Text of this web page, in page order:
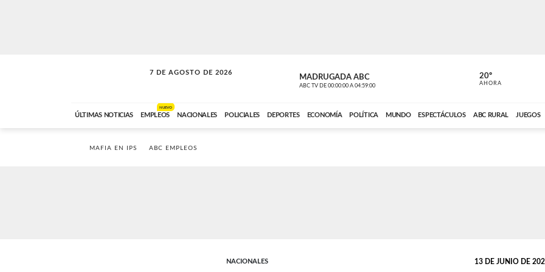
7 DE AGOSTO DE 2026
SOLO MÚSICA MADRUGADA ABC
ABC TV DE 00:00:00 A 04:59:00 ABC CARDINAL
20º
AHORA
ÚLTIMAS NOTICIAS EMPLEOS
NUEVO
NACIONALES POLICIALES DEPORTES ECONOMÍA POLÍTICA MUNDO ESPECTÁCULOS ABC RURAL JUEGOS
MAFIA EN IPS ABC EMPLEOS
NACIONALES 13 DE JUNIO DE